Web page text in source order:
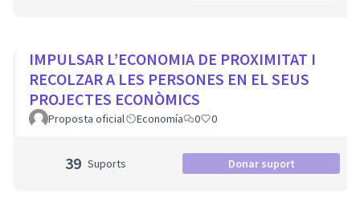
IMPULSAR L’ECONOMIA DE PROXIMITAT I
RECOLZAR A LES PERSONES EN EL SEUS
PROJECTES ECONÒMICS
Proposta oficial Economía 0 0
39 Suports Donar suport